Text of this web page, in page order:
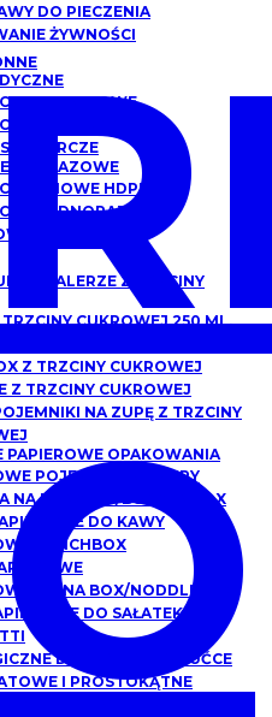
DO PIECZENIA
ŻYWNOŚCI
NITRYLOWE
LATEKSOWE
FOLIOWE HDPE
JEDNORAZOWE
I TALERZE Z TRZCINY
CUKROWEJ 250 ML,
Z TRZCINY CUKROWEJ
Z TRZCINY CUKROWEJ
NA ZUPĘ Z TRZCINY
PAPIEROWE OPAKOWANIA
POJEMNIKI DO ZUPY
NA BURGERY/BURGER BOX
DO KAWY
LUNCHBOX
CHINA BOX/NODDLEBOX
DO SAŁATEK,
DREWNIANE SZTUĆCE
I PROSTOKĄTNE